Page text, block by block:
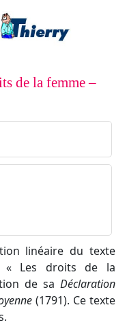
de la femme –
linéaire du texte
« Les droits de la
de sa Déclaration
(1791). Ce texte